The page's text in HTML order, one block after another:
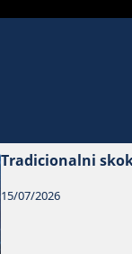
Tradicionalni
15/07/2026